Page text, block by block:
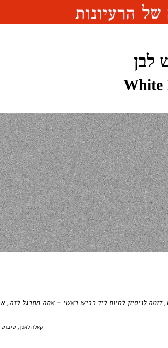
לבן
White
דומה לניסיון לחיות ליד כביש ראשי – אתה מתרגל לזה,
קאלה לאסן, שיבוש